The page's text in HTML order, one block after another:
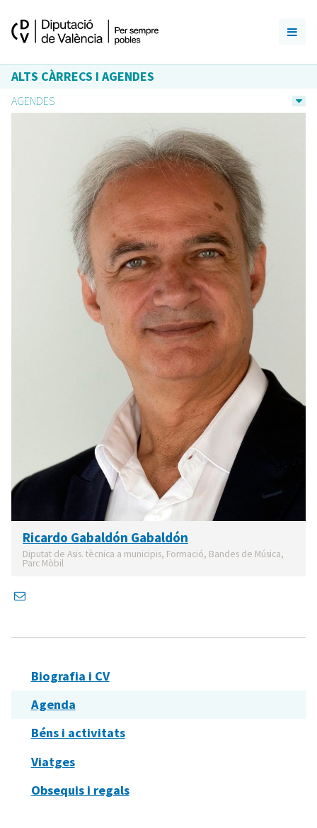
ALTS CÀRRECS I AGENDES
AGENDES
Ricardo Gabaldón Gabaldón
Diputat de Asis. tècnica a municipis, Formació, Bandes de Música,
Parc Mòbil
Biografia i CV
Agenda
Béns i activitats
Viatges
Obsequis i regals